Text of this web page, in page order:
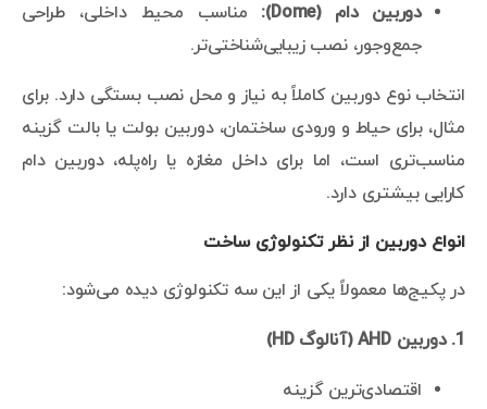
دوربین دام (Dome):
مناسب محیط داخلی، طراحی
جمع‌وجور، نصب زیبایی‌شناختی‌تر.
انتخاب نوع دوربین کاملاً به نیاز و محل نصب بستگی دارد. برای
مثال، برای حیاط و ورودی ساختمان، دوربین بولت یا بالت گزینه
مناسب‌تری است، اما برای داخل مغازه یا راه‌پله، دوربین دام
کارایی بیشتری دارد.
انواع دوربین از نظر تکنولوژی ساخت
در پکیج‌ها معمولاً یکی از این سه تکنولوژی دیده می‌شود:
1. دوربین AHD (آنالوگ HD)
اقتصادی‌ترین گزینه